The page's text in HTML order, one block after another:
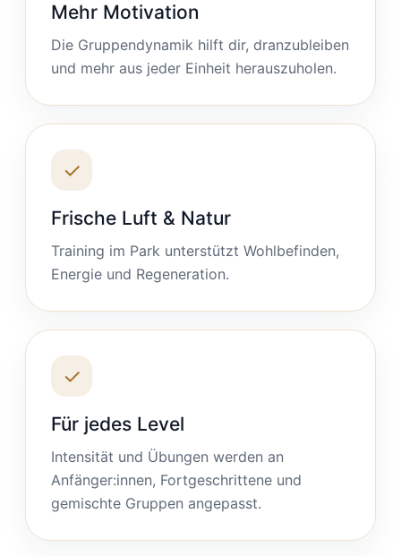
Mehr Motivation
Die Gruppendynamik hilft dir, dranzubleiben
und mehr aus jeder Einheit herauszuholen.
✓
Frische Luft & Natur
Training im Park unterstützt Wohlbefinden,
Energie und Regeneration.
✓
Für jedes Level
Intensität und Übungen werden an
Anfänger:innen, Fortgeschrittene und
gemischte Gruppen angepasst.